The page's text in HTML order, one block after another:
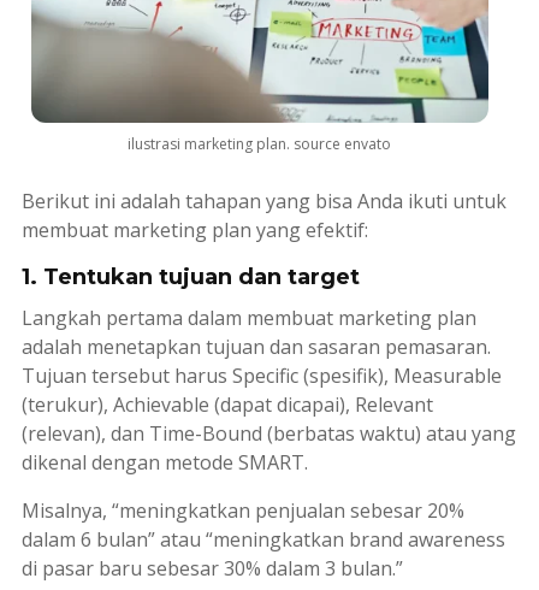
ilustrasi marketing plan. source envato
Berikut ini adalah tahapan yang bisa Anda ikuti untuk
membuat marketing plan yang efektif:
1. Tentukan tujuan dan target
Langkah pertama dalam membuat marketing plan
adalah menetapkan tujuan dan sasaran pemasaran.
Tujuan tersebut harus Specific(spesifik), Measurable
(terukur), Achievable (dapat dicapai), Relevant
(relevan), dan Time-Bound (berbatas waktu) atau yang
dikenal dengan metode SMART.
Misalnya, “meningkatkan penjualan sebesar 20%
dalam 6 bulan” atau “meningkatkan brand awareness
di pasar baru sebesar 30% dalam 3 bulan.”